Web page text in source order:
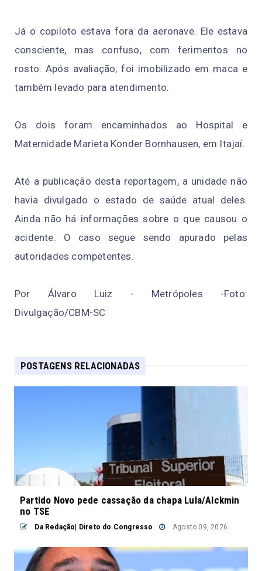
Já o copiloto estava fora da aeronave. Ele estava
consciente, mas confuso, com ferimentos no
rosto. Após avaliação, foi imobilizado em maca e
também levado para atendimento.
Os dois foram encaminhados ao Hospital e
Maternidade Marieta Konder Bornhausen, em Itajaí.
Até a publicação desta reportagem, a unidade não
havia divulgado o estado de saúde atual deles.
Ainda não há informações sobre o que causou o
acidente. O caso segue sendo apurado pelas
autoridades competentes.
Por Álvaro Luiz - Metrópoles -Foto:
Divulgação/CBM-SC
POSTAGENS RELACIONADAS
Partido Novo pede cassação da chapa Lula/Alckmin
no TSE
Da Redação| Direto do Congresso Agosto 09, 2026